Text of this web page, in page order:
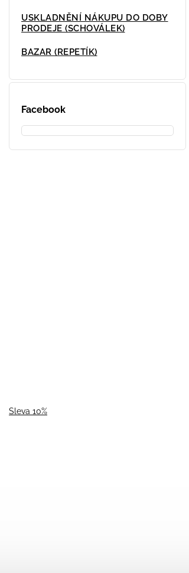
USKLADNĚNÍ NÁKUPU DO DOBY
PRODEJE (SCHOVÁLEK)
BAZAR (REPETÍK)
Facebook
Sleva 10%